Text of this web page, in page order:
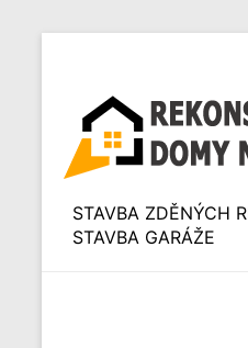
STAVBA ZDĚNÝCH
STAVBA GARÁŽE